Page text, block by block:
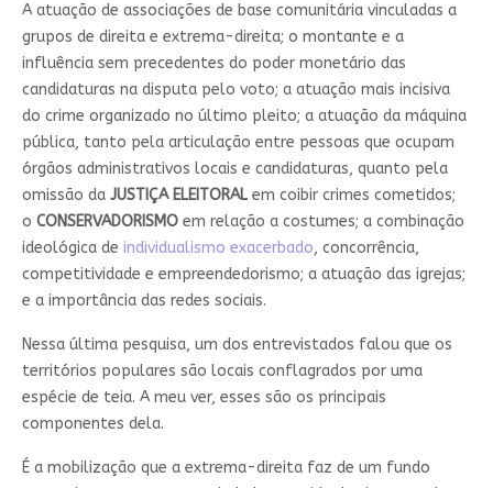
A atuação de associações de base comunitária vinculadas a
grupos de direita e extrema-direita; o montante e a
influência sem precedentes do poder monetário das
candidaturas na disputa pelo voto; a atuação mais incisiva
do crime organizado no último pleito; a atuação da máquina
pública, tanto pela articulação entre pessoas que ocupam
órgãos administrativos locais e candidaturas, quanto pela
omissão da JUSTIÇA ELEITORALem coibir crimes cometidos;
o CONSERVADORISMOem relação a costumes; a combinação
ideológica de individualismo exacerbado, concorrência,
competitividade e empreendedorismo; a atuação das igrejas;
e a importância das redes sociais.
Nessa última pesquisa, um dos entrevistados falou que os
territórios populares são locais conflagrados por uma
espécie de teia. A meu ver, esses são os principais
componentes dela.
É a mobilização que a extrema-direita faz de um fundo